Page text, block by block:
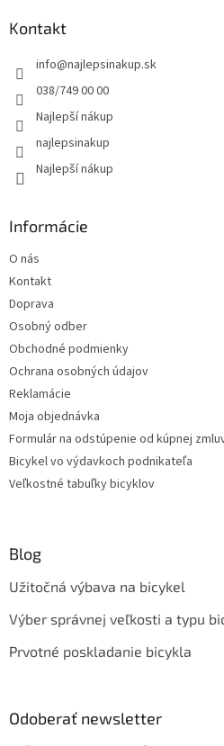
Kontakt
info@najlepsinakup.sk
038/749 00 00
Najlepší nákup
najlepsinakup
Najlepší nákup
Informácie
O nás
Kontakt
Doprava
Osobný odber
Obchodné podmienky
Ochrana osobných údajov
Reklamácie
Moja objednávka
Formulár na odstúpenie od kúpnej
Bicykel vo výdavkoch podnikateľa
Veľkostné tabuľky bicyklov
Blog
Užitočná výbava na bicykel
Výber správnej veľkosti a typu
Prvotné poskladanie bicykla
Odoberať newsletter